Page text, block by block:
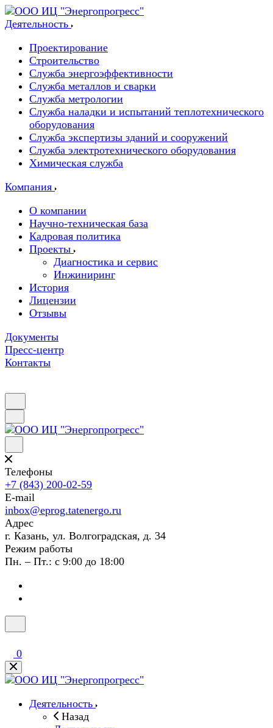
Деятельность
Проектирование
Строительство
Служба энергоэффективности
Служба металлов и сварки
Служба метрологии
Служба наладки и испытаний теплотехнического
оборудования
Служба экспертизы зданий и сооружений
Служба электротехнического оборудования
Химическая служба
Компания
О компании
Научно-техническая база
Кадровая политика
Проекты
Диагностика и сервис
Инжиниринг
История
Лицензии
Отзывы
Документы
Пресс-центр
Контакты
Телефоны
+7 (843) 200-02-59
E-mail
inbox@eprog.tatenergo.ru
Адрес
г. Казань, ул. Волгоградская, д. 34
Режим работы
Пн. – Пт.: с 9:00 до 18:00
0
Деятельность
Назад